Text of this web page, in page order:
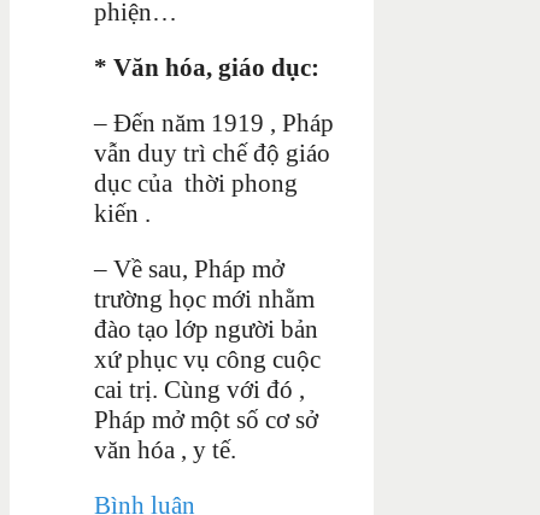
phiện…
* Văn hóa, giáo dục:
– Đến năm 1919 , Pháp
vẫn duy trì chế độ giáo
dục của thời phong
kiến .
– Về sau, Pháp mở
trường học mới nhằm
đào tạo lớp người bản
xứ phục vụ công cuộc
cai trị. Cùng với đó ,
Pháp mở một số cơ sở
văn hóa , y tế.
Bình luận